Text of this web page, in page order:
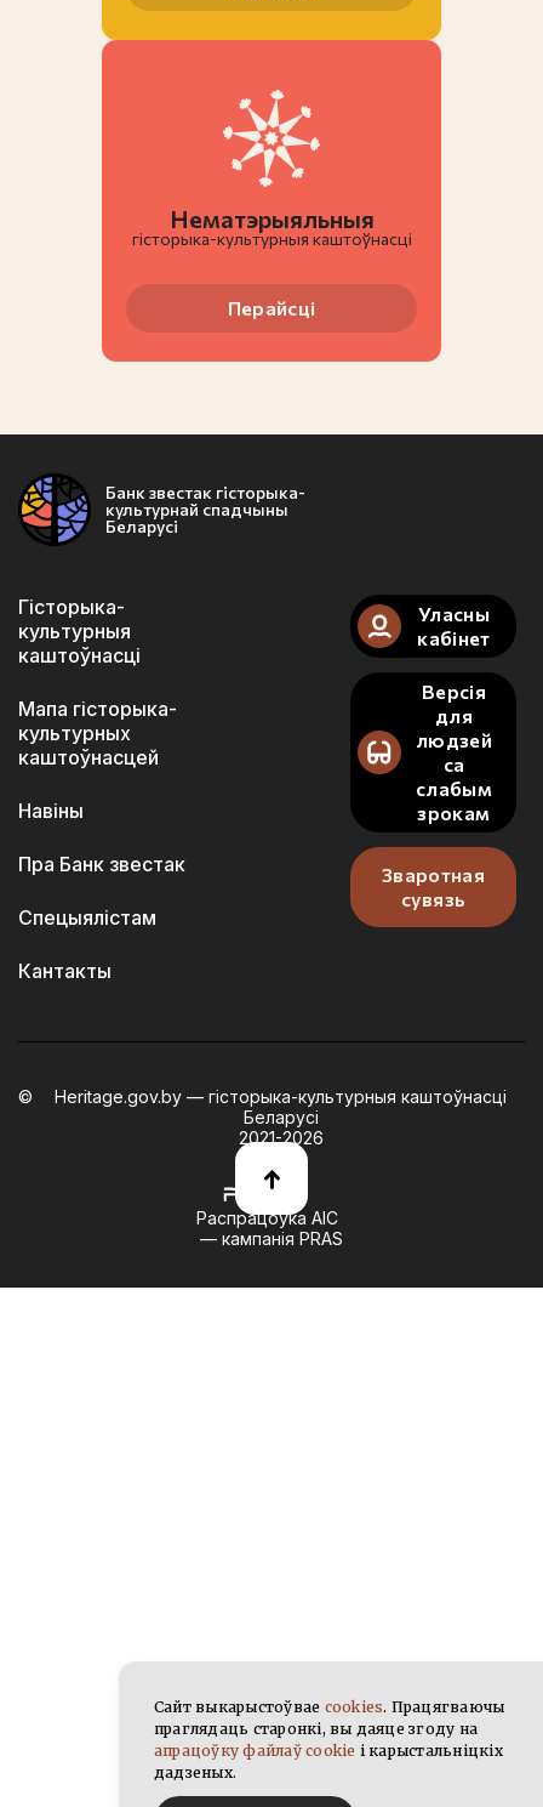
Нематэрыяльныя
гiсторыка-культурныя каштоўнасці
Перайсці
Банк звестак гісторыка-
культурнай спадчыны
Беларусі
Гісторыка-
культурныя
каштоўнасці
Мапа гісторыка-
культурных
каштоўнасцей
Навіны
Пра Банк звестак
Спецыялістам
Кантакты
Уласны
кабінет
Версія
для
людзей
са
слабым
зрокам
Зваротная
сувязь
Heritage.gov.by — гісторыка-культурныя каштоўнасці
Беларусі
2021-2026
Распрацоўка АІС
— кампанія PRAS
Сайт выкарыстоўвае cookies. Працягваючы
праглядаць старонкі, вы даяце згоду на
апрацоўку файлаў cookie і карыстальніцкіх
дадзеных.